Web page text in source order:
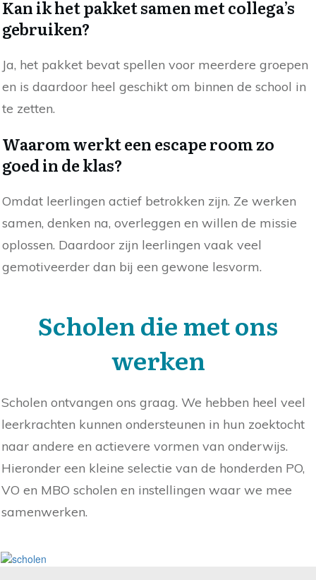
Kan ik het pakket samen met collega’s
gebruiken?
Ja, het pakket bevat spellen voor meerdere groepen
en is daardoor heel geschikt om binnen de school in
te zetten.
Waarom werkt een escape room zo
goed in de klas?
Omdat leerlingen actief betrokken zijn. Ze werken
samen, denken na, overleggen en willen de missie
oplossen. Daardoor zijn leerlingen vaak veel
gemotiveerder dan bij een gewone lesvorm.
Scholen die met ons
werken
Scholen ontvangen ons graag. We hebben heel veel
leerkrachten kunnen ondersteunen in hun zoektocht
naar andere en actievere vormen van onderwijs.
Hieronder een kleine selectie van de honderden PO,
VO en MBO scholen en instellingen waar we mee
samenwerken.